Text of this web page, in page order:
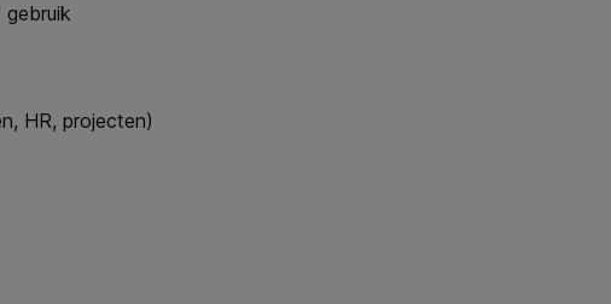
HR, projecten)